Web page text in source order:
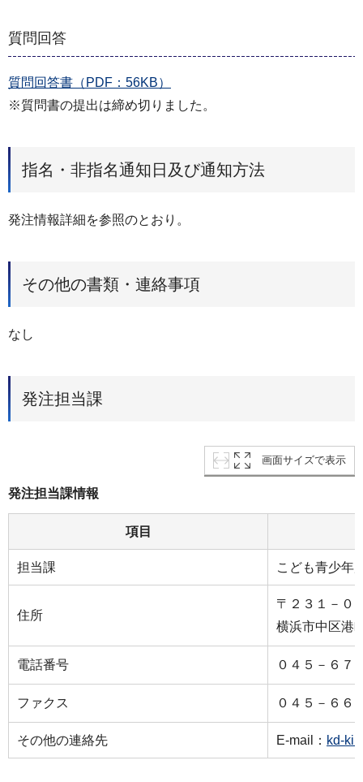
質問回答
質問回答書（PDF：56KB）
※質問書の提出は締め切りました。
指名・非指名通知日及び通知方法
発注情報詳細を参照のとおり。
その他の書類・連絡事項
なし
発注担当課
画面サイズで表示
発注担当課情報
項目
担当課 こども青少年
住所
〒２３１－０
横浜市中区港
電話番号 ０４５－６７
ファクス ０４５－６６
その他の連絡先 E-mail： kd-